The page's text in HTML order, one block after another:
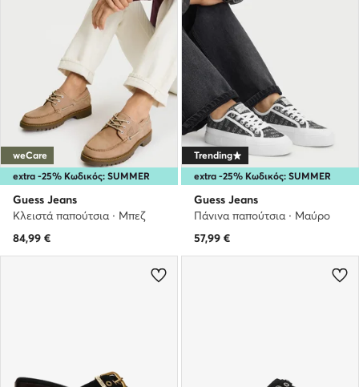
extra -25% Κωδικός: SUMMER
weCare
Guess Jeans
Κλειστά παπούτσια · Μπεζ
84,99 €
extra -25% Κωδικός: SUMMER
Trending
Guess Jeans
Πάνινα παπούτσια · Μαύρο
57,99 €